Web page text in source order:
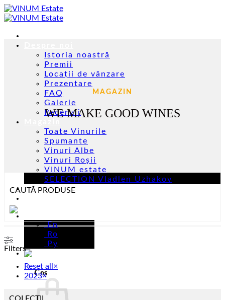
Skip
to
Istoria noastră
Premii
Locații de vânzare
Prezentare
FAQ
Galerie
Recenzii
Toate Vinurile
Spumante
Vinuri Albe
Vinuri Roșii
VINUM estate
SELECTION Vladlen Uzhakov
Evenimente
En
Ro
Ру
Coș
MAGAZIN
WE MAKE GOOD WINES
CAUTĂ PRODUSE
Filters
Reset all ×
2023×